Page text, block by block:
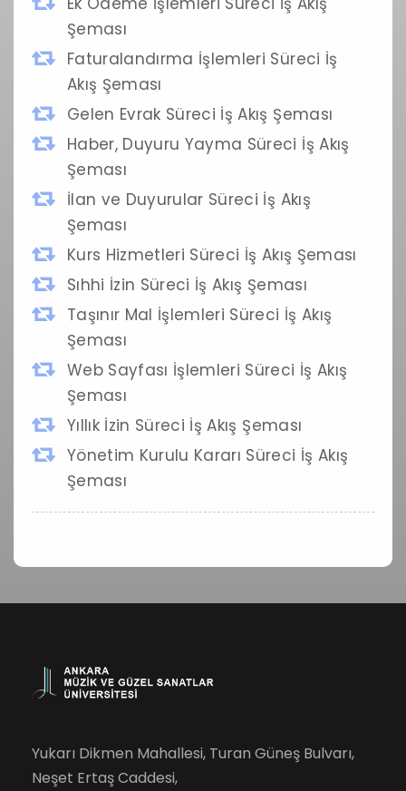
Şeması
Faturalandırma İşlemleri Süreci İş
Akış Şeması
Gelen Evrak Süreci İş Akış Şeması
Haber, Duyuru Yayma Süreci İş Akış
Şeması
İlan ve Duyurular Süreci İş Akış
Şeması
Kurs Hizmetleri Süreci İş Akış Şeması
Sıhhi İzin Süreci İş Akış Şeması
Taşınır Mal İşlemleri Süreci İş Akış
Şeması
Web Sayfası İşlemleri Süreci İş Akış
Şeması
Yıllık İzin Süreci İş Akış Şeması
Yönetim Kurulu Kararı Süreci İş Akış
Şeması
Yukarı Dikmen Mahallesi, Turan Güneş Bulvarı,
Neşet Ertaş Caddesi,